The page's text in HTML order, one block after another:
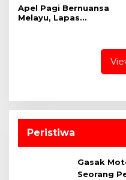
Apel Pagi Bernuansa
Melayu, Lapas
Sambut HUT RI dan HUT
Peristiwa
Gasak
Seorang